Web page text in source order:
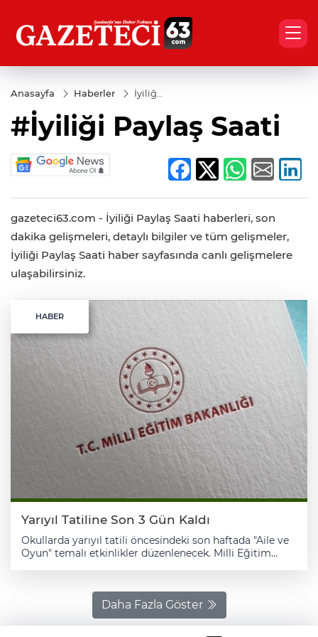
Anasayfa Haberler
İyiliği
#İyiliği Paylaş Saati
gazeteci63.com - İyiliği Paylaş Saati haberleri, son
dakika gelişmeleri, detaylı bilgiler ve tüm gelişmeler,
İyiliği Paylaş Saati haber sayfasında canlı gelişmelere
ulaşabilirsiniz.
HABER
Yarıyıl Tatiline Son 3 Gün Kaldı
Okullarda yarıyıl tatili öncesindeki son haftada "Aile ve
Oyun" temalı etkinlikler düzenlenecek. Milli Eğitim
hazırlanan ve öğrencilerin okulun son haftasında
yeteneklerinin ön plana çıkarıldığı "Dönem Sonu
Faaliyet Haftası" etkinlikleri 2023-2024 eğitim öğretim
yılında uygulamaya kondu. 2024-2025 eğitim öğretim
Daha Fazla Göster